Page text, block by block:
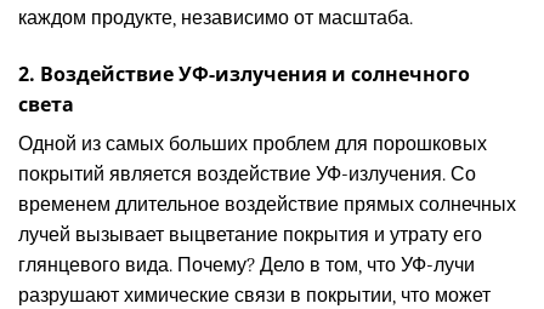
каждом продукте, независимо от масштаба.
2. Воздействие УФ-излучения и солнечного
света
Одной из самых больших проблем для порошковых
покрытий является воздействие УФ-излучения. Со
временем длительное воздействие прямых солнечных
лучей вызывает выцветание покрытия и утрату его
глянцевого вида. Почему? Дело в том, что УФ-лучи
разрушают химические связи в покрытии, что может